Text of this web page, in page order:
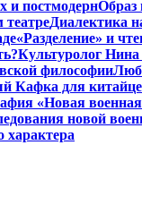
и постмодернОбраз
театреДиалектика
«Разделение» и
Культуролог
философии
Кафка для
«Новая военная
новой
характера